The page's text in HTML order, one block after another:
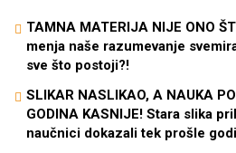
TAMNA MATERIJA NIJE ONO
menja naše razumevanje
sve što postoji?!
SLIKAR NASLIKAO, A NAUKA
GODINA KASNIJE! Stara slika
naučnici dokazali tek prošle